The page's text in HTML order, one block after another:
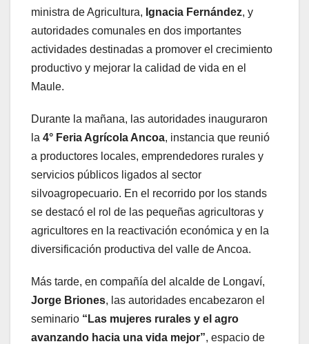
ministra de Agricultura, Ignacia Fernández, y
autoridades comunales en dos importantes
actividades destinadas a promover el crecimiento
productivo y mejorar la calidad de vida en el
Maule.
Durante la mañana, las autoridades inauguraron
la 4° Feria Agrícola Ancoa, instancia que reunió
a productores locales, emprendedores rurales y
servicios públicos ligados al sector
silvoagropecuario. En el recorrido por los stands
se destacó el rol de las pequeñas agricultoras y
agricultores en la reactivación económica y en la
diversificación productiva del valle de Ancoa.
Más tarde, en compañía del alcalde de Longaví,
Jorge Briones, las autoridades encabezaron el
seminario “Las mujeres rurales y el agro
avanzando hacia una vida mejor”, espacio de